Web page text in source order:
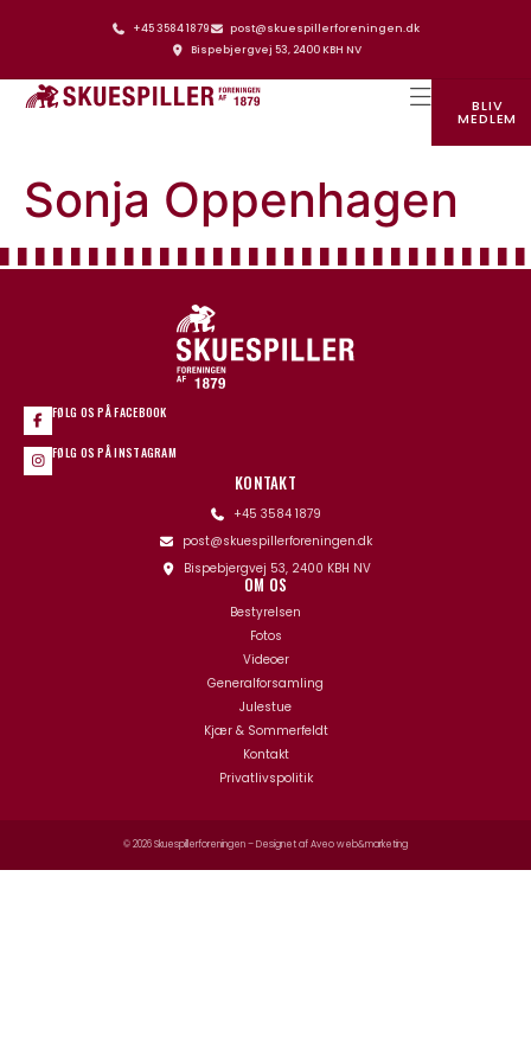
+45 3584 1879
post@skuespillerforeningen.dk
Bispebjergvej 53, 2400 KBH NV
BLIV
MEDLEM
Sonja Oppenhagen
FØLG OS PÅ FACEBOOK
FØLG OS PÅ INSTAGRAM
KONTAKT
+45 3584 1879
post@skuespillerforeningen.dk
Bispebjergvej 53, 2400 KBH NV
OM OS
Bestyrelsen
Fotos
Videoer
Generalforsamling
Julestue
Kjær & Sommerfeldt
Kontakt
Privatlivspolitik
© 2026 Skuespillerforeningen – Designet afAveo web&marketing